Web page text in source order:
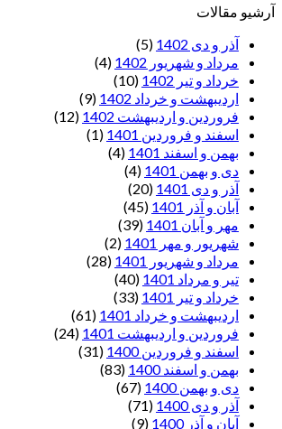
آرشیو مقالات
آذر و دی 1402
(5)
مرداد و شهریور 1402
(4)
خرداد و تیر 1402
(10)
اردیبهشت و خرداد 1402
(9)
فروردین و اردیبهشت 1402
(12)
اسفند و فروردین 1401
(1)
بهمن و اسفند 1401
(4)
دی و بهمن 1401
(4)
آذر و دی 1401
(20)
آبان و آذر 1401
(45)
مهر و آبان 1401
(39)
شهریور و مهر 1401
(2)
مرداد و شهریور 1401
(28)
تیر و مرداد 1401
(40)
خرداد و تیر 1401
(33)
اردیبهشت و خرداد 1401
(61)
فروردین و اردیبهشت 1401
(24)
اسفند و فروردین 1400
(31)
بهمن و اسفند 1400
(83)
دی و بهمن 1400
(67)
آذر و دی 1400
(71)
آبان و آذر 1400
(9)